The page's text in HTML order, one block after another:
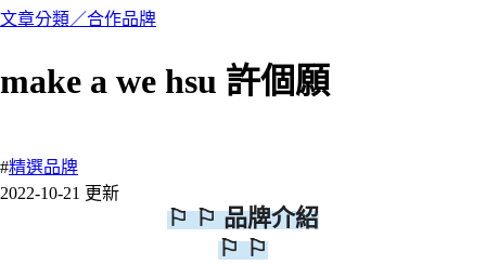
文章分類／合作品牌
make a we hsu 許個願
#精選品牌
2022-10-21 更新
⚐ ⚐品牌介紹
⚐ ⚐